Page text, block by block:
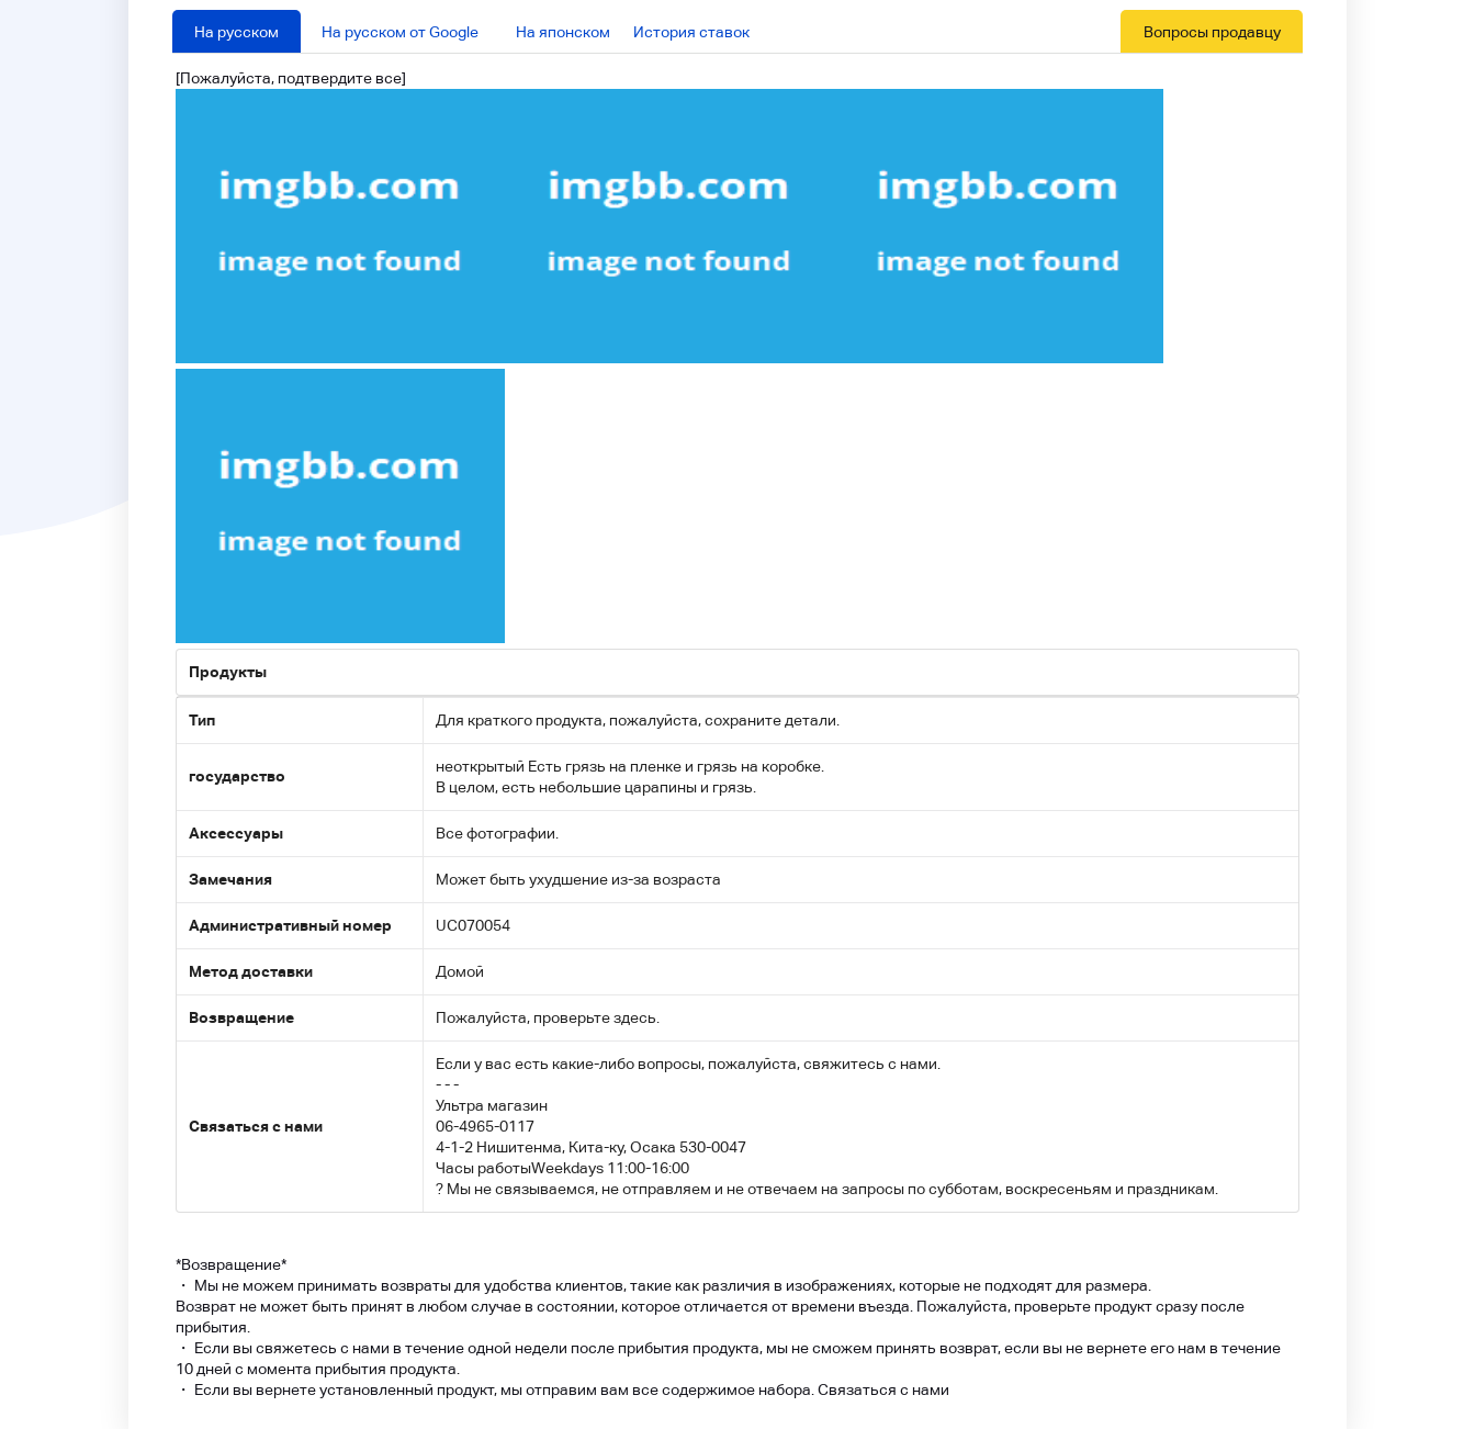
На русском На русском от Google На японском История ставок Вопросы продавцу
[Пожалуйста, подтвердите все]
Продукты
Тип Для краткого продукта, пожалуйста, сохраните детали.
государство
неоткрытый Есть грязь на пленке и грязь на коробке.
В целом, есть небольшие царапины и грязь.
Аксессуары Все фотографии.
Замечания Может быть ухудшение из-за возраста
Административный номер UC070054
Метод доставки Домой
Возвращение Пожалуйста, проверьте здесь.
Связаться с нами
Если у вас есть какие-либо вопросы, пожалуйста, свяжитесь с нами.
- - -
Ультра магазин
06-4965-0117
4-1-2 Нишитенма, Кита-ку, Осака 530-0047
Часы работыWeekdays 11:00-16:00
? Мы не связываемся, не отправляем и не отвечаем на запросы по субботам, воскресеньям и праздникам.
*Возвращение*
・ Мы не можем принимать возвраты для удобства клиентов, такие как различия в изображениях, которые не подходят для размера.
Возврат не может быть принят в любом случае в состоянии, которое отличается от времени въезда. Пожалуйста, проверьте продукт сразу после
прибытия.
・ Если вы свяжетесь с нами в течение одной недели после прибытия продукта, мы не сможем принять возврат, если вы не вернете его нам в течение
10 дней с момента прибытия продукта.
・ Если вы вернете установленный продукт, мы отправим вам все содержимое набора. Связаться с нами